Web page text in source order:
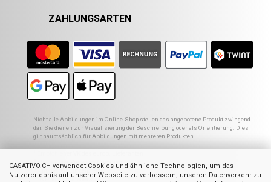
CASATIVO.CH verwendet Cookies und ähnliche Technologien, um das
Nutzererlebnis auf unserer Webseite zu verbessern, unseren Datenverkehr zu
ZAHLUNGSARTEN
Nicht alle Abbildungen im Online-Shop stellen das angebotene Produkt zwingend
dar. Sie dienen zur Visualisierung der Beschreibung oder als Orientierung. Dies
gilt hauptsächlich für Abbildungen mit mehreren Produkten.
Ehemaliger Preis von Casativo
3 Summe der Einzelpreise
4 UVP des Herstellers